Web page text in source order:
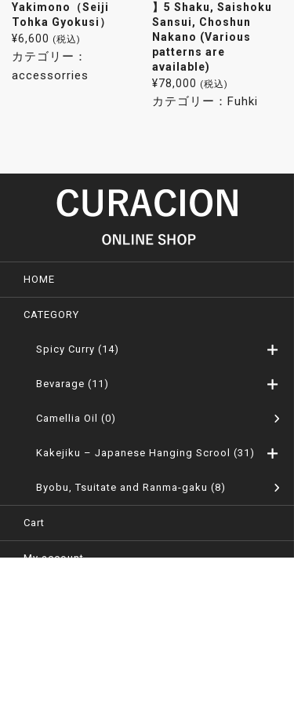
Yakimono（Seiji
Tohka Gyokusi）
¥6,600 (税込)
カテゴリー：
accessorries
】5 Shaku, Saishoku
Sansui, Choshun
Nakano (Various
patterns are
available)
¥78,000 (税込)
カテゴリー：Fuhki
HOME
CATEGORY
Spicy Curry (14)
Bevarage (11)
Camellia Oil (0)
Kakejiku – Japanese Hanging Scrool (31)
Byobu, Tsuitate and Ranma-gaku (8)
Cart
My account